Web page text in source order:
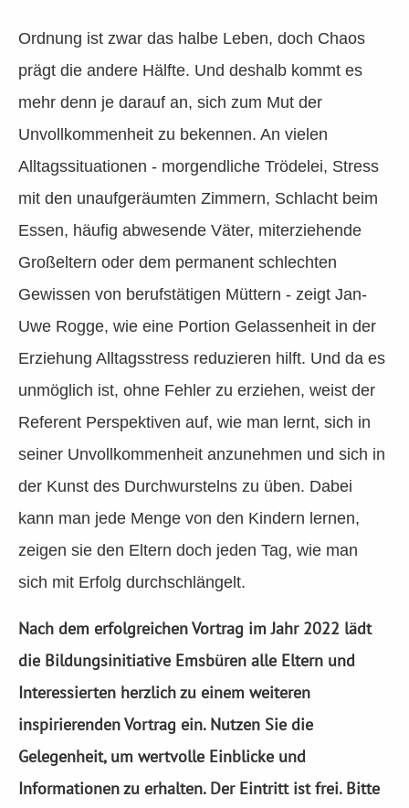
Ordnung ist zwar das halbe Leben, doch Chaos
prägt die andere Hälfte. Und deshalb kommt es
mehr denn je darauf an, sich zum Mut der
Unvollkommenheit zu bekennen. An vielen
Alltagssituationen - morgendliche Trödelei, Stress
mit den unaufgeräumten Zimmern, Schlacht beim
Essen, häufig abwesende Väter, miterziehende
Großeltern oder dem permanent schlechten
Gewissen von berufstätigen Müttern - zeigt Jan-
Uwe Rogge, wie eine Portion Gelassenheit in der
Erziehung Alltagsstress reduzieren hilft. Und da es
unmöglich ist, ohne Fehler zu erziehen, weist der
Referent Perspektiven auf, wie man lernt, sich in
seiner Unvollkommenheit anzunehmen und sich in
der Kunst des Durchwurstelns zu üben. Dabei
kann man jede Menge von den Kindern lernen,
zeigen sie den Eltern doch jeden Tag, wie man
sich mit Erfolg durchschlängelt.
Nach dem erfolgreichen Vortrag im Jahr 2022 lädt
die Bildungsinitiative Emsbüren alle Eltern und
Interessierten herzlich zu einem weiteren
inspirierenden Vortrag ein. Nutzen Sie die
Gelegenheit, um wertvolle Einblicke und
Informationen zu erhalten. Der Eintritt ist frei. Bitte